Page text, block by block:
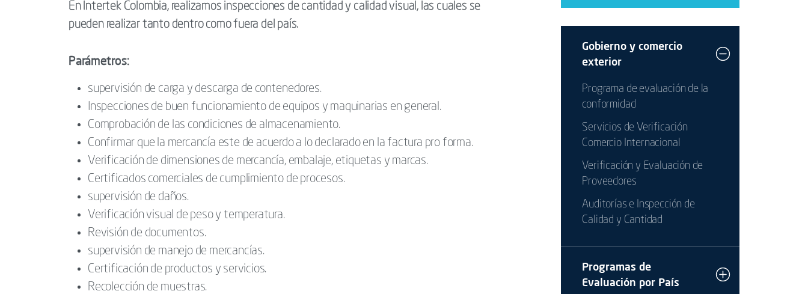
En Intertek Colombia, realizamos inspecciones de cantidad y calidad visual, las cuales se
pueden realizar tanto dentro como fuera del país.
Parámetros:
supervisión de carga y descarga de contenedores.
Inspecciones de buen funcionamiento de equipos y maquinarias en general.
Comprobación de las condiciones de almacenamiento.
Confirmar que la mercancía este de acuerdo a lo declarado en la factura pro forma.
Verificación de dimensiones de mercancía, embalaje, etiquetas y marcas.
Certificados comerciales de cumplimiento de procesos.
supervisión de daños.
Verificación visual de peso y temperatura.
Revisión de documentos.
supervisión de manejo de mercancías.
Certificación de productos y servicios.
Recolección de muestras.
Gobierno y comercio
exterior
Programa de evaluación de la
conformidad
Servicios de Verificación
Comercio Internacional
Verificación y Evaluación de
Proveedores
Auditorías e Inspección de
Calidad y Cantidad
Programas de
Evaluación por País